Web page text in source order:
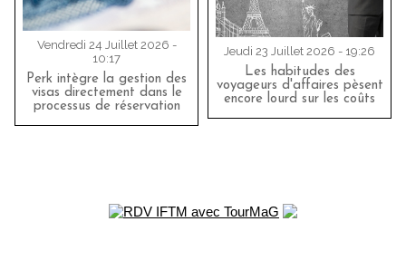
Vendredi 24 Juillet 2026 -
10:17
Perk intègre la gestion des
visas directement dans le
processus de réservation
Jeudi 23 Juillet 2026 - 19:26
Les habitudes des
voyageurs d'affaires pèsent
encore lourd sur les coûts